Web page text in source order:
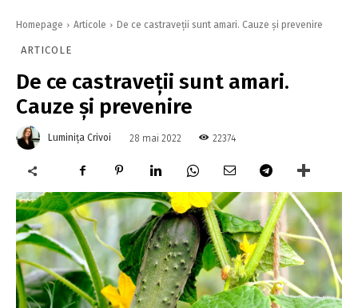
Homepage Articole De ce castraveții sunt amari. Cauze și prevenire
ARTICOLE
De ce castraveții sunt amari.
Cauze și prevenire
Luminița Crivoi 28 mai 2022 22374